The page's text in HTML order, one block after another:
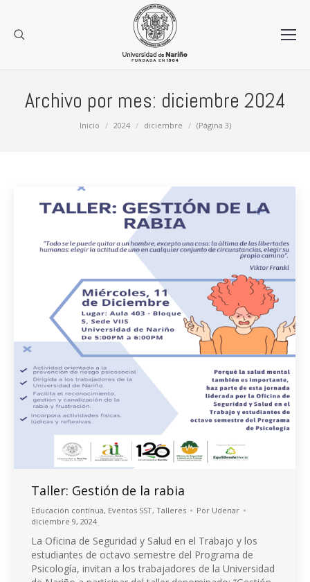
Archivo por mes: diciembre 2024
Inicio 2024 diciembre (Página 3)
Taller: Gestión de la rabia
Educación contínua, Eventos SST, Talleres Por Udenar
diciembre 9, 2024
La Oficina de Seguridad y Salud en el Trabajo y los
estudiantes de octavo semestre del Programa de
Psicología, invitan a los trabajadores de la Universidad